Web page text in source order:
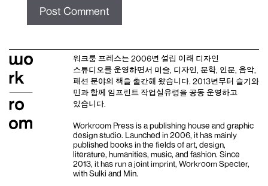
워크룸 프레스는 2006년 설립 이래 디자인
스튜디오를 운영하면서 미술, 디자인, 문학, 인문, 음악,
패션 분야의 책을 출간해 왔습니다. 2013년부터 슬기와
민과 함께 임프린트 작업실유령을 공동 운영하고
있습니다.
Workroom Press is a publishing house and graphic
design studio. Launched in 2006, it has mainly
published books in the fields of art, design,
literature, humanities, music, and fashion. Since
2013, it has run a joint imprint, Workroom Specter,
with Sulki and Min.